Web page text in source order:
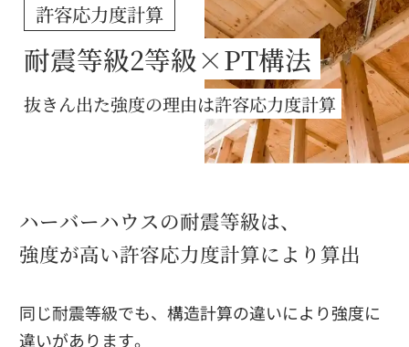
許容応力度計算
耐震等級2等級×PT構法
抜きん出た強度の理由は許容応力度計算
ハーバーハウスの耐震等級は、
強度が高い許容応力度計算により算出
同じ耐震等級でも、構造計算の違いにより強度に
違いがあります。